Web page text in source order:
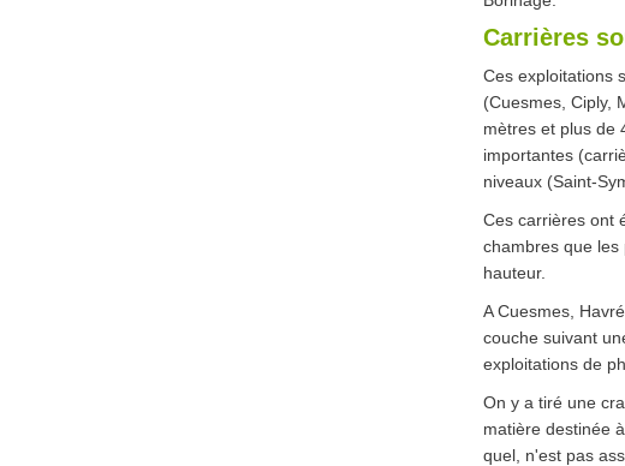
Carrières
Ces exploitations
(Cuesmes, Ciply,
mètres et plus de
importantes
niveaux (Saint-
Ces carrières ont
chambres que
hauteur.
A Cuesmes,
couche suivant
exploitations de
On y a tiré une
matière destinée
quel, n'est pas